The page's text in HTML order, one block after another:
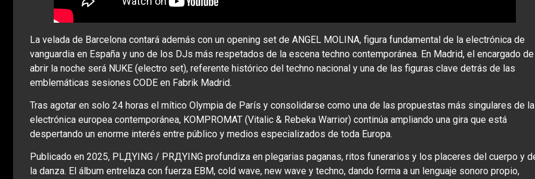
La velada de Barcelona contará además con un opening set de ANGEL MOLINA, figura fundamental de la electrónica de
vanguardia en España y uno de los DJs más respetados de la escena techno contemporánea. En Madrid, el encargado de
abrir la noche será NUKE (electro set), referente histórico del techno nacional y una de las figuras clave detrás de las
emblemáticas sesiones CODE en Fabrik Madrid.
Tras agotar en solo 24 horas el mítico Olympia de París y consolidarse como una de las propuestas más singulares de la
electrónica europea contemporánea, KOMPROMAT (Vitalic & Rebeka Warrior) continúa ampliando una gira que está
despertando un enorme interés entre público y medios especializados de toda Europa.
Publicado en 2025, PLДYING / PRДYING profundiza en plegarias paganas, ritos funerarios y los placeres del cuerpo y
la danza. El álbum entrelaza con fuerza EBM, cold wave, new wave y techno, dando forma a un lenguaje sonoro propio,